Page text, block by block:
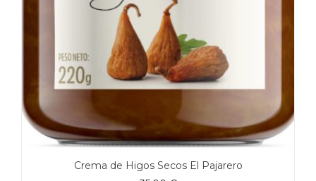
Crema de Higos Secos El Pajarero